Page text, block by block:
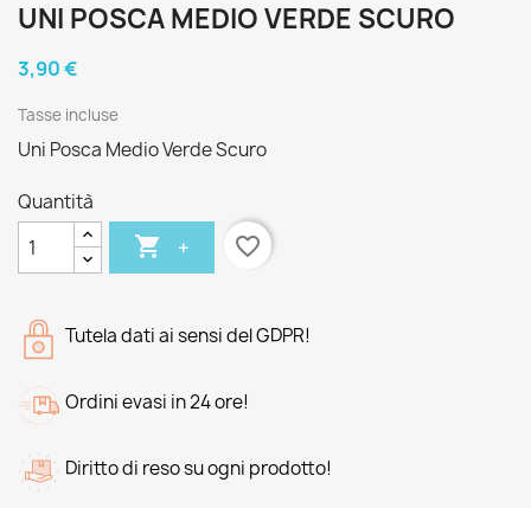
UNI POSCA MEDIO VERDE SCURO
3,90 €
Tasse incluse
Uni Posca Medio Verde Scuro
Quantità
 + favorite_border
Tutela dati ai sensi del GDPR!
Ordini evasi in 24 ore!
Diritto di reso su ogni prodotto!